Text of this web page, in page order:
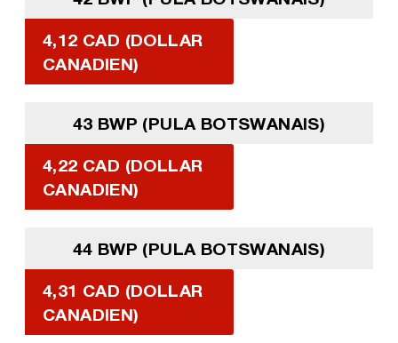
4,12 CAD (DOLLAR
CANADIEN)
43 BWP (PULA BOTSWANAIS)
4,22 CAD (DOLLAR
CANADIEN)
44 BWP (PULA BOTSWANAIS)
4,31 CAD (DOLLAR
CANADIEN)